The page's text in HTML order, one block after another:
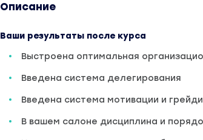
Описание
Ваши результаты после курса
Выстроена оптимальная
Введена система делегирования
Введена система мотивации и
В вашем салоне дисциплина и